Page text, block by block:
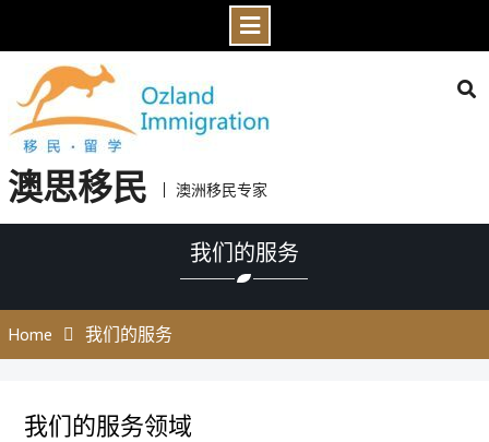
content
澳思移民 澳洲移民专家
我们的服务
Home 我们的服务
我们的服务领域